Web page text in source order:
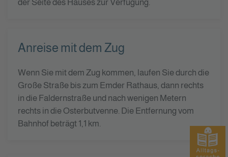
der Seite des Hauses zur Verfügung.
Anreise mit dem Zug
Wenn Sie mit dem Zug kommen, laufen Sie durch die
Große Straße bis zum Emder Rathaus, dann rechts
in die Faldernstraße und nach wenigen Metern
rechts in die Osterbutvenne. Die Entfernung vom
Bahnhof beträgt 1,1 km.